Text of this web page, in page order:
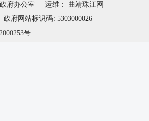
府办公室
运维： 曲靖珠江网
政府网站标识码: 5303000026
号